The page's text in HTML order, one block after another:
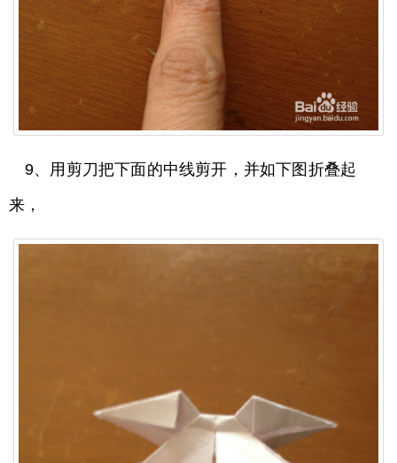
9、用剪刀把下面的中线剪开，并如下图折叠起
来，